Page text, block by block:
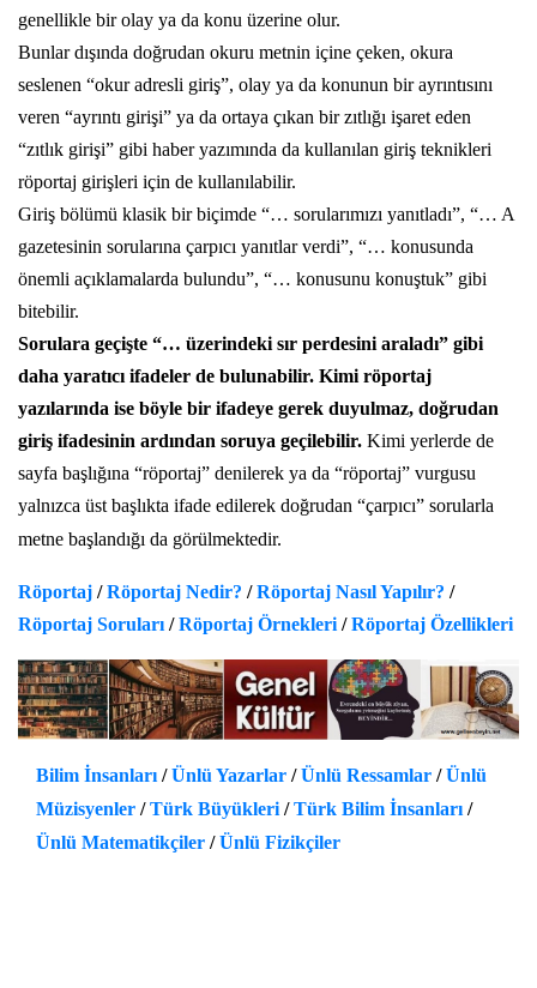
genellikle bir olay ya da konu üzerine olur.
Bunlar dışında doğrudan okuru metnin içine çeken, okura
seslenen “okur adresli giriş”, olay ya da konunun bir ayrıntısını
veren “ayrıntı girişi” ya da ortaya çıkan bir zıtlığı işaret eden
“zıtlık girişi” gibi haber yazımında da kullanılan giriş teknikleri
röportaj girişleri için de kullanılabilir.
Giriş bölümü klasik bir biçimde “… sorularımızı yanıtladı”, “… A
gazetesinin sorularına çarpıcı yanıtlar verdi”, “… konusunda
önemli açıklamalarda bulundu”, “… konusunu konuştuk” gibi
bitebilir.
Sorulara geçişte “… üzerindeki sır perdesini araladı” gibi
daha yaratıcı ifadeler de bulunabilir. Kimi röportaj
yazılarında ise böyle bir ifadeye gerek duyulmaz, doğrudan
giriş ifadesinin ardından soruya geçilebilir. Kimi yerlerde de
sayfa başlığına “röportaj” denilerek ya da “röportaj” vurgusu
yalnızca üst başlıkta ifade edilerek doğrudan “çarpıcı” sorularla
metne başlandığı da görülmektedir.
Röportaj /Röportaj Nedir? /Röportaj Nasıl Yapılır? /
Röportaj Soruları /Röportaj Örnekleri /Röportaj Özellikleri
Bilim İnsanları/Ünlü Yazarlar /Ünlü Ressamlar /Ünlü
Müzisyenler /Türk Büyükleri/Türk Bilim İnsanları/
Ünlü Matematikçiler /Ünlü Fizikçiler